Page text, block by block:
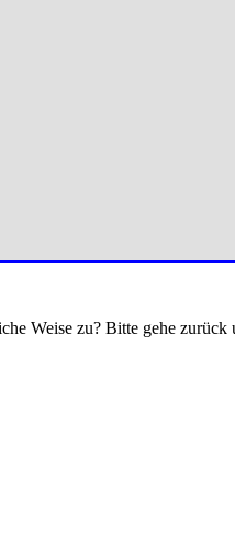
Weise zu? Bitte gehe zurück